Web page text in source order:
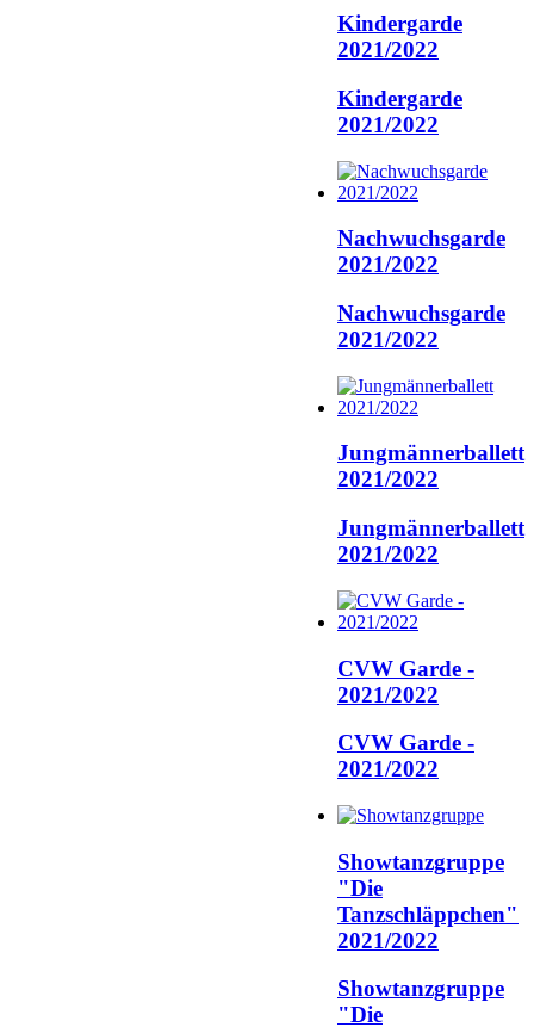
Kindergarde
2021/2022
Kindergarde
2021/2022
Nachwuchsgarde
2021/2022
Nachwuchsgarde
2021/2022
Jungmännerballett
2021/2022
Jungmännerballett
2021/2022
CVW Garde -
2021/2022
CVW Garde -
2021/2022
Showtanzgruppe
"Die
Tanzschläppchen"
2021/2022
Showtanzgruppe
"Die